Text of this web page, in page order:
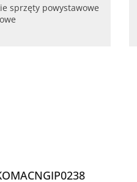
sprzęty powystawowe